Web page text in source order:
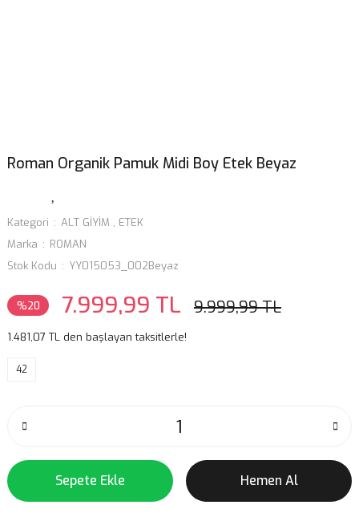
Roman Organik Pamuk Midi Boy Etek Beyaz
Kategori ALT GİYİM , ETEK
Marka
ROMAN
Stok Kodu
YY015053_002Beyaz
%20 7.999,99 TL 9.999,99 TL
1.481,07 TL den başlayan taksitlerle!
42
Sepete Ekle Hemen Al